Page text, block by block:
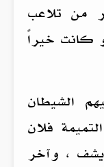
من تلاعب
كانت خيراً
الشيطان
فلان
، وآخر